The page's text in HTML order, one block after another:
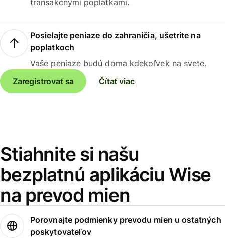
transakčnými poplatkami.
Posielajte peniaze do zahraničia, ušetrite na
poplatkoch
Vaše peniaze budú doma kdekoľvek na svete.
Zaregistrovať sa
Čítať viac
Stiahnite si našu
bezplatnú aplikáciu Wise
na prevod mien
Porovnajte podmienky prevodu mien u ostatných
poskytovateľov